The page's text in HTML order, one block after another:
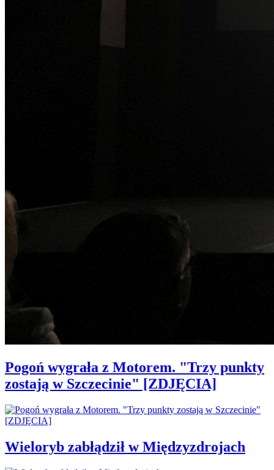
Pogoń wygrała z Motorem. "Trzy punkty
zostają w Szczecinie" [ZDJĘCIA]
Wieloryb zabłądził w Międzyzdrojach